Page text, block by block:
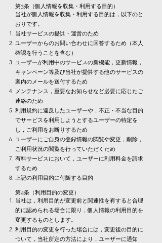
第3条（個人情報を収集・利用する目的）
当社が個人情報を収集・利用する目的は，以下のと
おりです。
当社サービスの提供・運営のため
ユーザーからのお問い合わせに回答するため（本人
確認を行うことを含む）
ユーザーが利用中のサービスの新機能，更新情報，
キャンペーン等及び当社が提供する他のサービスの
案内のメールを送付するため
メンテナンス，重要なお知らせなど必要に応じたご
連絡のため
利用規約に違反したユーザーや，不正・不当な目的
でサービスを利用しようとするユーザーの特定を
し，ご利用をお断りするため
ユーザーにご自身の登録情報の閲覧や変更，削除，
ご利用状況の閲覧を行っていただくため
有料サービスにおいて，ユーザーに利用料金を請求
するため
上記の利用目的に付随する目的
第4条（利用目的の変更）
当社は，利用目的が変更前と関連性を有すると合理
的に認められる場合に限り，個人情報の利用目的を
変更するものとします。
利用目的の変更を行った場合には，変更後の目的に
ついて，当社所定の方法により，ユーザーに通知